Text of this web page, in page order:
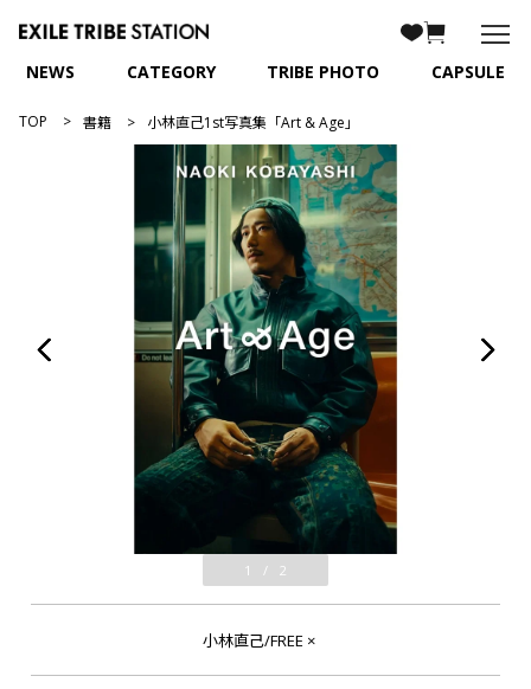
NEWS CATEGORY TRIBE PHOTO CAPSULE
TOP 書籍 小林直己1st写真集「Art & Age」
1 / 2
小林直己/FREE ×